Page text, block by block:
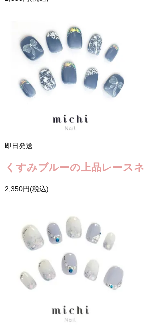
即日発送
くすみブルーの上品レース
2,350円(税込)